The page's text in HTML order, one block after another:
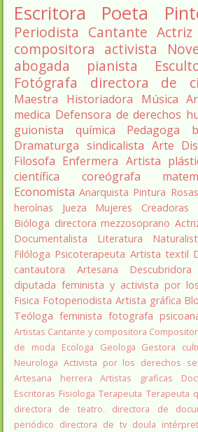
Escritora Poeta
Periodista Cantante Actriz
compositora activista
abogada
pianista
Fotógrafa
directora de
Maestra
Historiadora Música
medica Defensora de derechos
guionista
química Pedagoga
Dramaturga sindicalista Arte
Filosofa Enfermera Artista
científica
coreógrafa
Economista Anarquista Pintura
heroínas
Jueza Mujeres Creadoras
Bióloga directora mezzosoprano
Documentalista
Literatura
Filóloga Psicoterapeuta Artista textil
cantautora
Artesana Descubridora
diputada feminista y activista por
Fisica Fotoperiodista Artista gráfica
Teóloga feminista fotografa
Artistas Cantante y compositora
de moda
Ecologa Geologa Gestora
Neurologa Activista por los derechos
Artesana herrera
Artistas graficas
Escritoras Fisiologa Terapeuta Terapeuta
directora de teatro.
directora de
periódico directora de tv doula